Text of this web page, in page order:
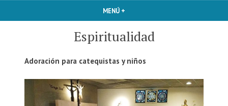
MENÚ +
Espiritualidad
Adoración para catequistas y niños